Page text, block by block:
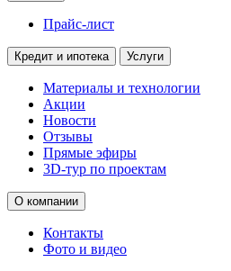
Прайс-лист
Кредит и ипотека Услуги
Материалы и технологии
Акции
Новости
Отзывы
Прямые эфиры
3D-тур по проектам
О компании
Контакты
Фото и видео